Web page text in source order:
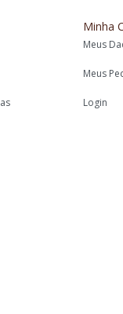
Minha
Meus
Meus
Login